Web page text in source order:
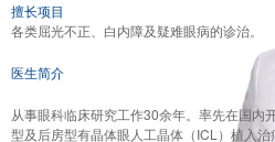
擅长项目
各类屈光不正、白内障及疑难眼病的诊治。
医生简介
从事眼科临床研究工作30余年。率先在国内
型及后房型有晶体眼人工晶体（ICL）植入